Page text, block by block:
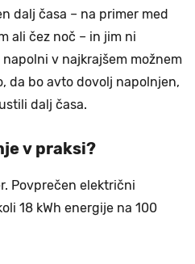
dalj časa – na primer med
ali čez noč – in jim ni
v najkrajšem možnem
da bo avto dovolj napolnjen,
dalj časa.
v praksi?
Povprečen električni
18 kWh energije na 100